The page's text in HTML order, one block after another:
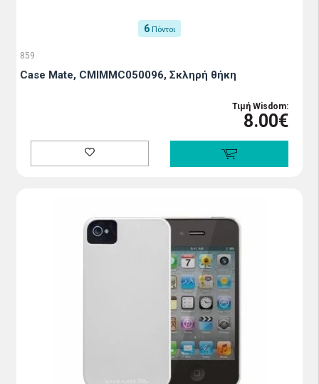
6 Πόντοι
859
Case Mate, CMIMMC050096, Σκληρή θήκη
Τιμή Wisdom:
8.00€